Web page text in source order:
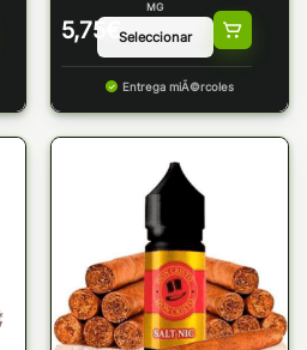
5,75 €
MG
Entrega miÃ©rcoles